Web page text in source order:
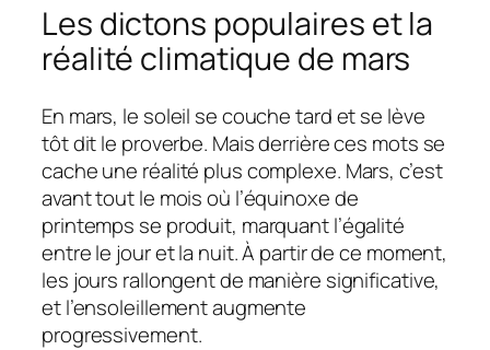
Les dictons populaires et la
réalité climatique de mars
En mars, le soleil se couche tard et se lève
tôt dit le proverbe. Mais derrière ces mots se
cache une réalité plus complexe. Mars, c’est
avant tout le mois où l’équinoxe de
printemps se produit, marquant l’égalité
entre le jour et la nuit. À partir de ce moment,
les jours rallongent de manière significative,
et l’ensoleillement augmente
progressivement.